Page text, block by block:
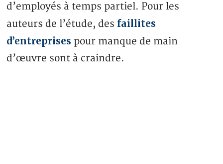
d’employés à temps partiel. Pour les
auteurs de l’étude, des faillites
d’entreprises pour manque de main
d’œuvre sont à craindre.